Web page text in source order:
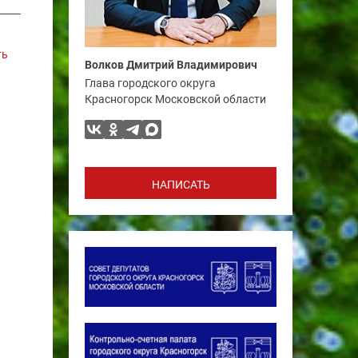
Волков Дмитрий Владимирович
Глава городского округа
Красногорск Московской области
НАПИСАТЬ